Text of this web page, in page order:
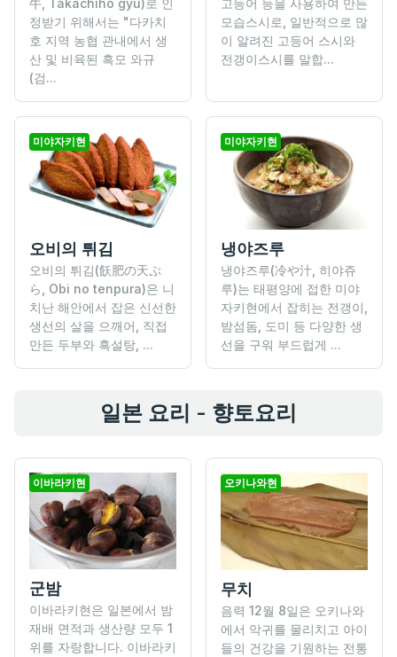
牛, Takachiho gyu)로 인
정받기 위해서는 "다카치
호 지역 농협 관내에서 생
산 및 비육된 흑모 와규
(검...
고등어 등을 사용하여 만든
모습스시로, 일반적으로 많
이 알려진 고등어 스시와
전갱이스시를 말합...
미야자키현
오비의 튀김
오비의 튀김(飫肥の天ぷ
ら, Obi no tenpura)은 니
치난 해안에서 잡은 신선한
생선의 살을 으깨어, 직접
만든 두부와 흑설탕, ...
미야자키현
냉야즈루
냉야즈루(冷や汁, 히야쥬
루)는 태평양에 접한 미야
자키현에서 잡히는 전갱이,
밤섬돔, 도미 등 다양한 생
선을 구워 부드럽게 ...
일본 요리 - 향토요리
이바라키현
군밤
이바라키현은 일본에서 밤
재배 면적과 생산량 모두 1
위를 자랑합니다. 이바라키
오키나와현
무치
음력 12월 8일은 오키나와
에서 악귀를 물리치고 아이
들의 건강을 기원하는 전통